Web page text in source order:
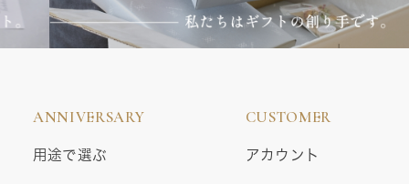
ANNIVERSARY
用途で選ぶ
CUSTOMER
アカウント